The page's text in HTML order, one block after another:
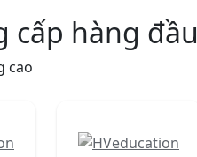
cấp hàng đầu
cao